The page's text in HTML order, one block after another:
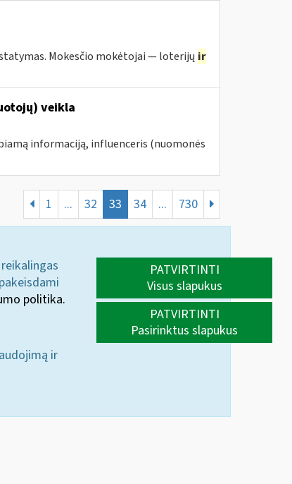
Mokesčio mokėtojai — loterijų ir
veikla
informaciją, influenceris (nuomonės
1 ... 32 33 34 ... 730
politika.
ir
PATVIRTINTI
Visus slapukus
PATVIRTINTI
Pasirinktus slapukus